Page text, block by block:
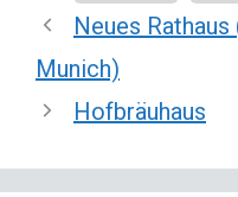
Neues
Munich)
Hofbräuhaus